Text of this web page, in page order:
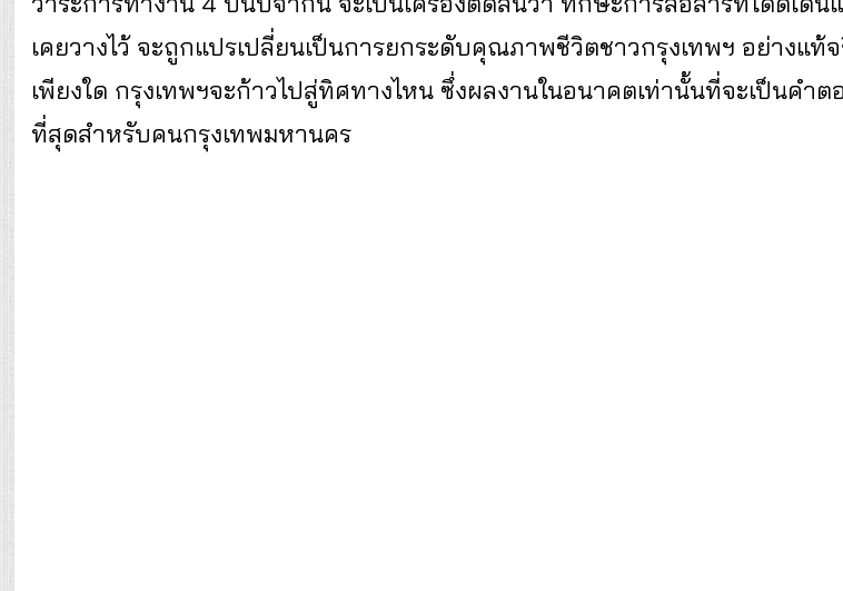
เคยวางไว้ จะถูกแปรเปลี่ยนเป็นการยกระดับคุณภาพชีวิตชาวกรุงเทพฯ อย่างแท้
เพียงใด กรุงเทพฯจะก้าวไปสู่ทิศทางไหน ซึ่งผลงานในอนาคตเท่านั้นที่จะเป็นคำ
ที่สุดสำหรับคนกรุงเทพมหานคร